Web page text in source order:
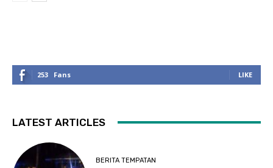
253 Fans LIKE
LATEST ARTICLES
BERITA TEMPATAN